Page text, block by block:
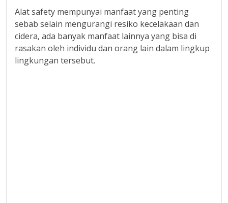
Alat safety mempunyai manfaat yang penting
sebab selain mengurangi resiko kecelakaan dan
cidera, ada banyak manfaat lainnya yang bisa di
rasakan oleh individu dan orang lain dalam lingkup
lingkungan tersebut.